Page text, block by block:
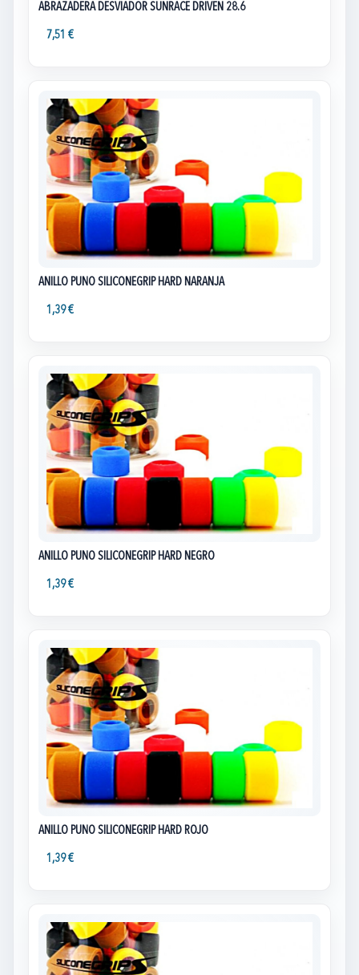
ABRAZADERA DESVIADOR SUNRACE DRIVEN 28.6
7,51 €
ANILLO PUÑO SILICONEGRIP HARD NARANJA
1,39 €
ANILLO PUÑO SILICONEGRIP HARD NEGRO
1,39 €
ANILLO PUÑO SILICONEGRIP HARD ROJO
1,39 €